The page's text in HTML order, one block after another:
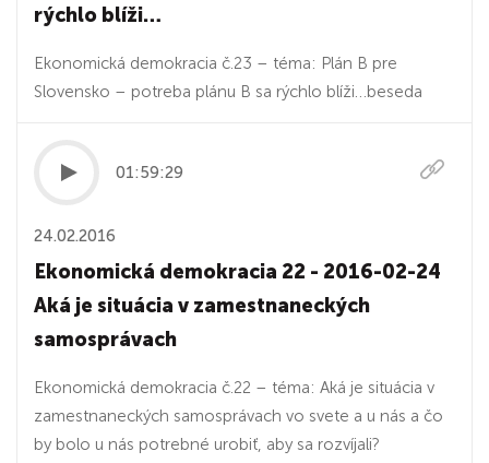
rýchlo blíži…
Ekonomická demokracia č.23 – téma: Plán B pre
Slovensko – potreba plánu B sa rýchlo blíži…beseda
01:59:29
24.02.2016
Ekonomická demokracia 22 - 2016-02-24
Aká je situácia v zamestnaneckých
samosprávach
Ekonomická demokracia č.22 – téma: Aká je situácia v
zamestnaneckých samosprávach vo svete a u nás a čo
by bolo u nás potrebné urobiť, aby sa rozvíjali?